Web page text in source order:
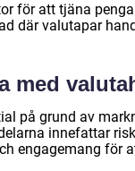
för att tjäna
där valutapar
med
på grund av
innefattar
engagemang för